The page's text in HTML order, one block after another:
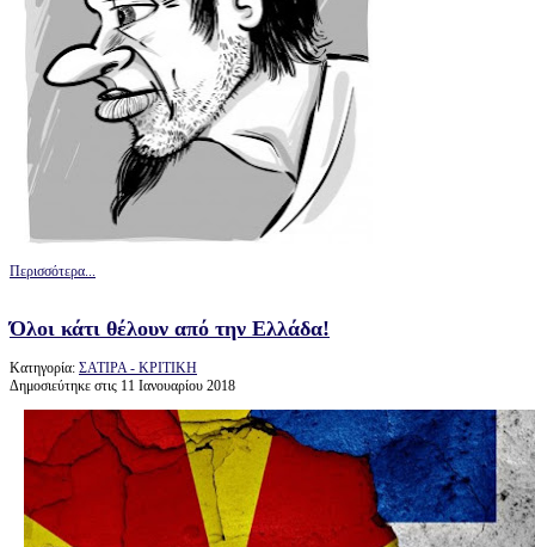
Περισσότερα...
Όλοι κάτι θέλουν από την Ελλάδα!
Κατηγορία: ΣΑΤΙΡΑ - ΚΡΙΤΙΚΗ
Δημοσιεύτηκε στις 11 Ιανουαρίου 2018